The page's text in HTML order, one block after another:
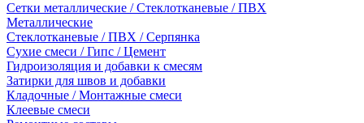
Сетки металлические / Стеклотканевые / ПВХ
Металлические
Стеклотканевые / ПВХ / Серпянка
Сухие смеси / Гипс / Цемент
Гидроизоляция и добавки к смесям
Затирки для швов и добавки
Кладочные / Монтажные смеси
Клеевые смеси